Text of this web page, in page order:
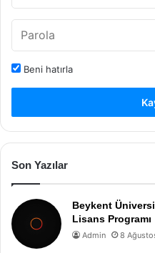
Beni hatırla
Son Yazılar
Beykent
Lisans Programı
Admin 8